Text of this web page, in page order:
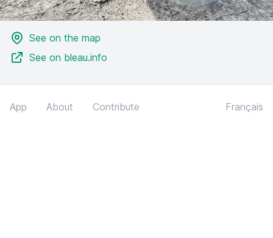
See on the map
See on bleau.info
App About Contribute Français